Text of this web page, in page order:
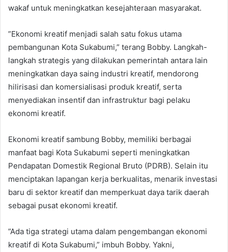
wakaf untuk meningkatkan kesejahteraan masyarakat.
”Ekonomi kreatif menjadi salah satu fokus utama
pembangunan Kota Sukabumi,” terang Bobby. Langkah-
langkah strategis yang dilakukan pemerintah antara lain
meningkatkan daya saing industri kreatif, mendorong
hilirisasi dan komersialisasi produk kreatif, serta
menyediakan insentif dan infrastruktur bagi pelaku
ekonomi kreatif.
Ekonomi kreatif sambung Bobby, memiliki berbagai
manfaat bagi Kota Sukabumi seperti meningkatkan
Pendapatan Domestik Regional Bruto (PDRB). Selain itu
menciptakan lapangan kerja berkualitas, menarik investasi
baru di sektor kreatif dan memperkuat daya tarik daerah
sebagai pusat ekonomi kreatif.
”Ada tiga strategi utama dalam pengembangan ekonomi
kreatif di Kota Sukabumi,” imbuh Bobby. Yakni,